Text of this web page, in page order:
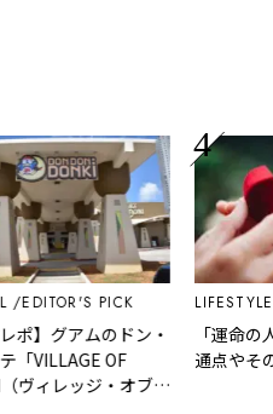
EDITOR'S PICK
ポ】グアムのドン・
「VILLAGE OF
ヴィレッジ・オブ・
LIFESTYLE
「運命の
通点やそ